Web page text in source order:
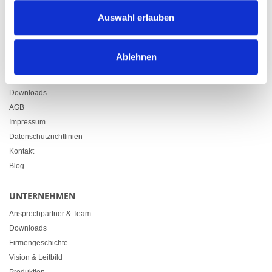
Auswahl erlauben
Ablehnen
Zürcherstrasse 37
LINKS
Downloads
AGB
Impressum
Datenschutzrichtlinien
Kontakt
Blog
UNTERNEHMEN
Ansprechpartner & Team
Downloads
Firmengeschichte
Vision & Leitbild